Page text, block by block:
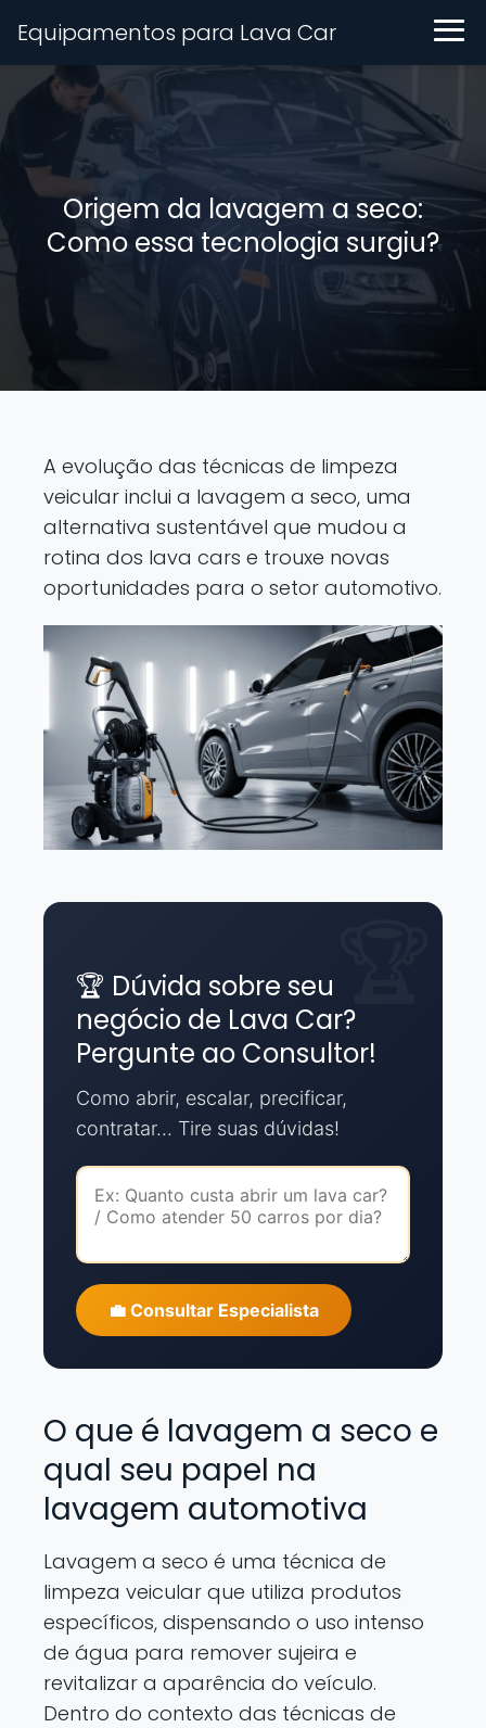
Equipamentos para Lava Car
Origem da lavagem a seco:
Como essa tecnologia surgiu?
A evolução das técnicas de limpeza
veicular inclui a lavagem a seco, uma
alternativa sustentável que mudou a
rotina dos lava cars e trouxe novas
oportunidades para o setor automotivo.
🏆 Dúvida sobre seu
negócio de Lava Car?
Pergunte ao Consultor!
Como abrir, escalar, precificar,
contratar... Tire suas dúvidas!
💼 Consultar Especialista
O que é lavagem a seco e
qual seu papel na
lavagem automotiva
Lavagem a seco é uma técnica de
limpeza veicular que utiliza produtos
específicos, dispensando o uso intenso
de água para remover sujeira e
revitalizar a aparência do veículo.
Dentro do contexto das técnicas de